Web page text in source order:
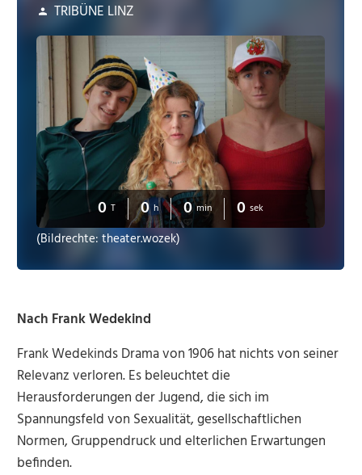
TRIBÜNE LINZ
0 T 0 h 0 min 0 sek
(Bildrechte: theater.wozek)
Nach Frank Wedekind
Frank Wedekinds Drama von 1906 hat nichts von seiner
Relevanz verloren. Es beleuchtet die
Herausforderungen der Jugend, die sich im
Spannungsfeld von Sexualität, gesellschaftlichen
Normen, Gruppendruck und elterlichen Erwartungen
befinden.